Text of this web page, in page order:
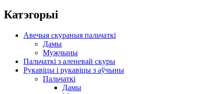
Катэгорыі
Авечыя скураныя пальчаткі
Дамы
Мужчыны
Пальчаткі з аленевай скуры
Рукавіцы і рукавіцы з аўчыны
Пальчаткі
Дамы